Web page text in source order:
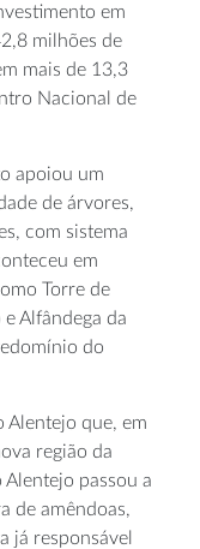
em
milhões de
mais de 13,3
Nacional de
apoiou um
de árvores,
com sistema
em
Torre de
Alfândega da
do
Alentejo que, em
região da
Alentejo passou a
de amêndoas,
já responsável